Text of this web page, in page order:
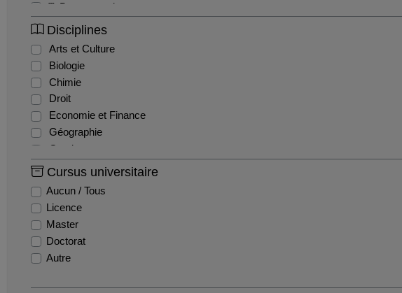
Documentaire
Exercice
Interview
Séminaire
Webinaire
Disciplines
Arts et Culture
Biologie
Chimie
Droit
Economie et Finance
Géographie
Gestion
Histoire
Cursus universitaire
Aucun / Tous
Licence
Master
Doctorat
Autre